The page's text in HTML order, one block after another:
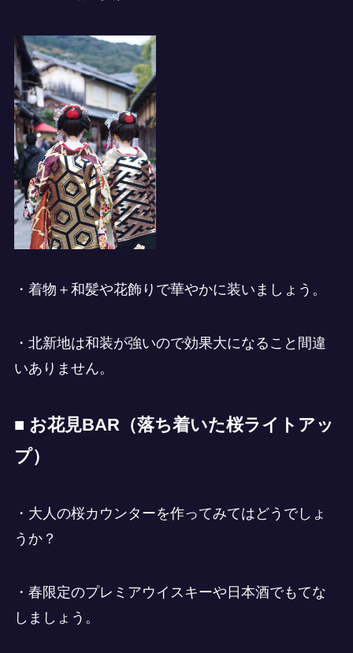
・着物＋和髪や花飾りで華やかに装いましょう。
・北新地は和装が強いので効果大になること間違
いありません。
■ お花見BAR（落ち着いた桜ライトアッ
プ）
・大人の桜カウンターを作ってみてはどうでしょ
うか？
・春限定のプレミアウイスキーや日本酒でもてな
しましょう。